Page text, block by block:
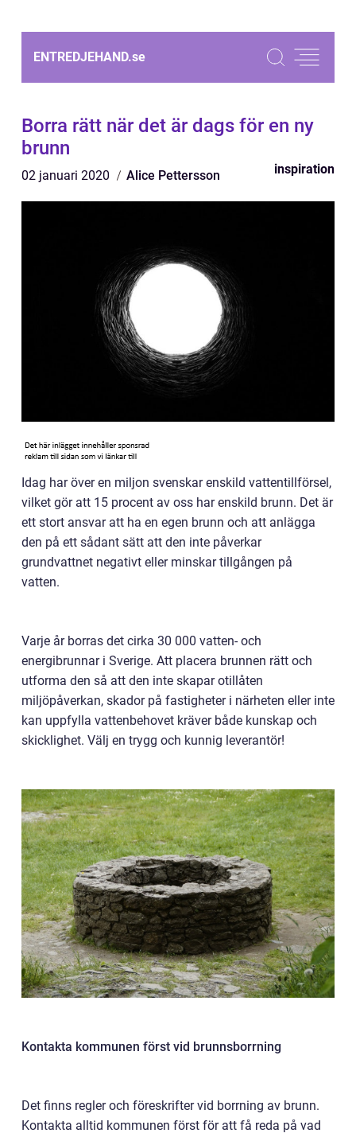
ENTREDJEHAND.se
Borra rätt när det är dags för en ny
brunn
02 januari 2020 Alice Pettersson inspiration
Idag har över en miljon svenskar enskild vattentillförsel,
vilket gör att 15 procent av oss har enskild brunn. Det är
ett stort ansvar att ha en egen brunn och att anlägga
den på ett sådant sätt att den inte påverkar
grundvattnet negativt eller minskar tillgången på
vatten.
Varje år borras det cirka 30 000 vatten- och
energibrunnar i Sverige. Att placera brunnen rätt och
utforma den så att den inte skapar otillåten
miljöpåverkan, skador på fastigheter i närheten eller inte
kan uppfylla vattenbehovet kräver både kunskap och
skicklighet. Välj en trygg och kunnig leverantör!
Kontakta kommunen först vid brunnsborrning
Det finns regler och föreskrifter vid borrning av brunn.
Kontakta alltid kommunen först för att få reda på vad